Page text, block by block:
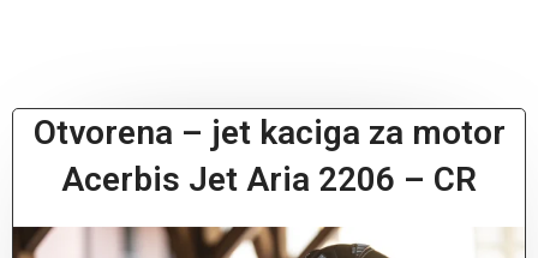
Otvorena – jet kaciga za motor
Acerbis Jet Aria 2206 – CR